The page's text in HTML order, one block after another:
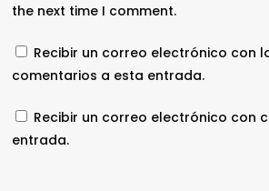
the next time I comment.
Recibir un correo electrónico con
comentarios a esta entrada.
Recibir un correo electrónico con
entrada.